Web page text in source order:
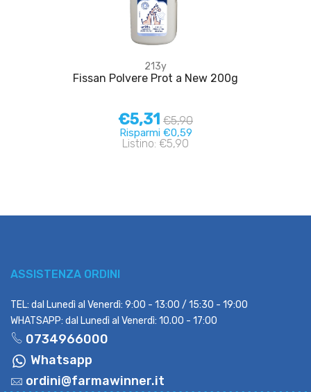
213y
Fissan Polvere Prot a New 200g
€5,31 €5,90
Risparmi €0,59
Listino: €5,90
ASSISTENZA ORDINI
TEL: dal Lunedì al Venerdì: 9:00 - 13:00 / 15:30 - 19:00
WHATSAPP: dal Lunedì al Venerdì: 10.00 - 17:00
0734966000
Whatsapp
ordini@farmawinner.it